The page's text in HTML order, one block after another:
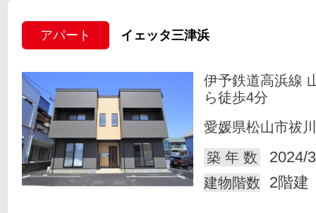
アパート イェッタ三津浜
伊予鉄道高浜線
ら徒歩4分
愛媛県松山市祓川
築 年 数
2024/
建物階数 2階建